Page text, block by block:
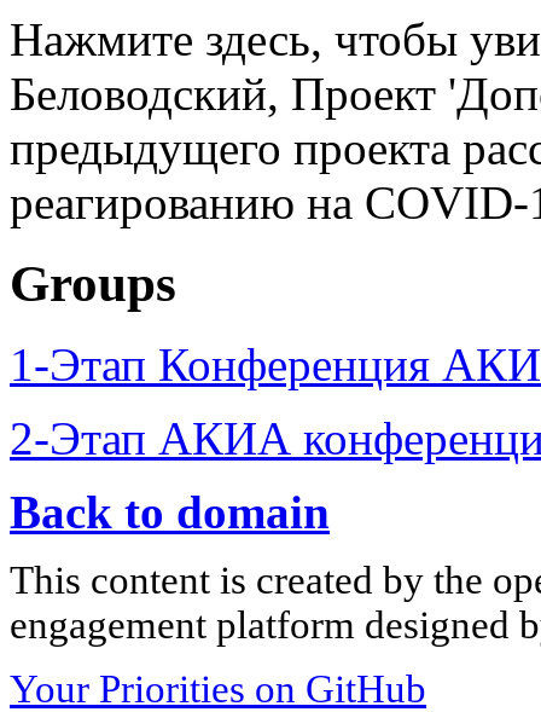
Нажмите здесь, чтобы
Беловодский, Проект
предыдущего проекта
реагированию на COVID-
Groups
1-Этап Конференция
2-Этап АКИА
Back to domain
This content is created by the
engagement platform designed
Your Priorities on GitHub